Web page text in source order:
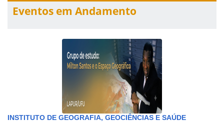
Eventos em Andamento
INSTITUTO DE GEOGRAFIA, GEOCIÊNCIAS E SAÚDE